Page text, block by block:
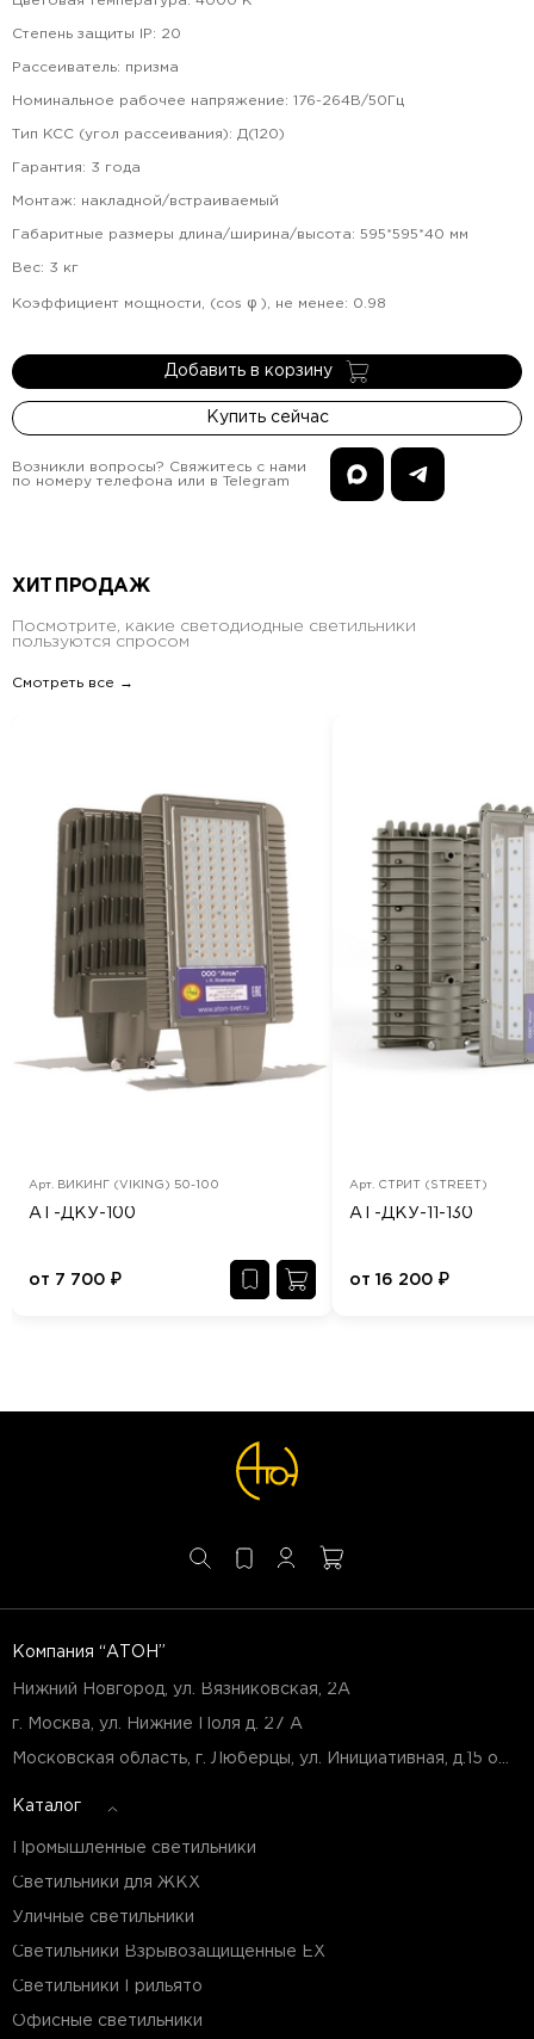
Степень защиты IP: 20
Рассеиватель: призма
Номинальное рабочее напряжение: 176-264В/50Гц
Тип КСС (угол рассеивания): Д(120)
Гарантия: 3 года
Монтаж: накладной/встраиваемый
Габаритные размеры длина/ширина/высота: 595*595*40 мм
Вес: 3 кг
Коэффициент мощности, (cos φ ), не менее: 0.98
Добавить в корзину
Купить сейчас
Возникли вопросы? Свяжитесь с нами
по номеру телефона или в Telegram
ХИТ ПРОДАЖ
Посмотрите, какие светодиодные светильники
пользуются спросом
Смотреть все →
Арт. ВИКИНГ (VIKING) 50-100
АТ-ДКУ-100
от 7 700 ₽
Арт. СТРИТ (STREET)
АТ-ДКУ-11-130
от 16 200 ₽
Компания “АТОН”
Нижний Новгород, ул. Вязниковская, 2А
г. Москва, ул. Нижние Поля д. 27 А
Каталог
Промышленные светильники
Светильники для ЖКХ
Уличные светильники
Светильники Взрывозащищенные EX
Светильники Грильято
Офисные светильники